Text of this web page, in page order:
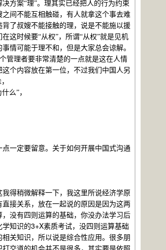
方案“理”。理其实已经把人的行为约束
间不能互相触碰，有人就拿这个事去难
了叔嫂不能接触的理，说是不能施以援
这时候要“从权”，所谓“从权”就是见机
情可能于理不和，但是大家总会谅解。
管理者要非常清楚的一点就是这在人情
个内容放在第一位，不过我们中国人另
么”，
一定要留意。关于如何开展中国式沟通
得稍微解释一下，我这里所说经济学原
接关系，放在一起说的原因是因为这两
没有四则运算的基础，你没办法学习后
学知识的3+X素质考试，没四则运算基础
关知识，所以说是综合性应用。很多朋